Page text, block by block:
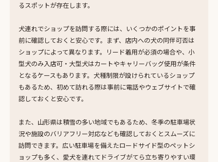
るスポットが存在します。
犬連れでショップを訪問する際には、いくつかのポイントを事
前に確認しておくと安心です。まず、店内への犬の同伴可否は
ショップによって異なります。リード着用が必須の場合や、小
型犬のみ入店可・大型犬はカートやキャリーバッグ使用が条件
となるケースもあります。犬種制限が設けられているショップ
もあるため、初めて訪れる際は事前に電話やウェブサイトで確
認しておくと安心です。
また、山形県は積雪の多い地域でもあるため、冬季の駐車場状
況や施設のバリアフリー対応なども確認しておくとスムーズに
訪問できます。広い駐車場を備えたロードサイド型のペットシ
ョップも多く、愛犬を連れてドライブがてら立ち寄りやすい環